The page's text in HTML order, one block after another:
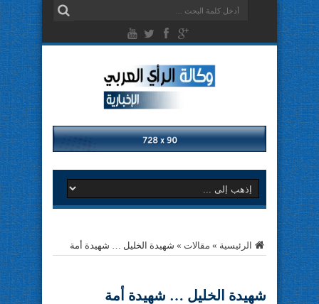
الرئيسية » مقالات » شهيدة الخليل … شهيدة أمة
شهيدة الخليل … شهيدة أمة